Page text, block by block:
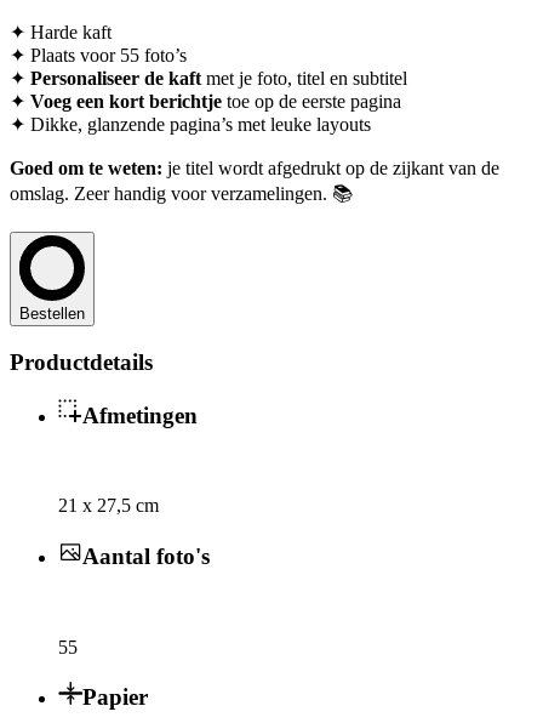
✦ Harde kaft
✦ Plaats voor 55 foto’s
✦ Personaliseer de kaft met je foto, titel en subtitel
✦ Voeg een kort berichtje toe op de eerste pagina
✦ Dikke, glanzende pagina’s met leuke layouts
Goed om te weten: je titel wordt afgedrukt op de zijkant van de
omslag. Zeer handig voor verzamelingen. 📚
Bestellen
Productdetails
Afmetingen
21 x 27,5 cm
Aantal foto's
55
Papier